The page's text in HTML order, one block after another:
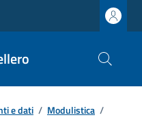
e dati / Modulistica /